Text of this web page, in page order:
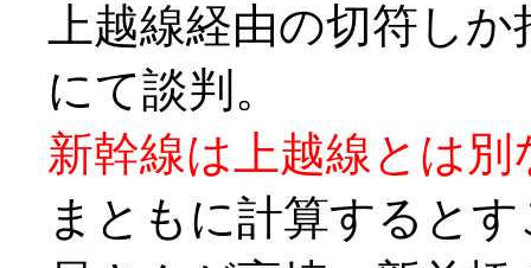
上越線経由の切符し
にて談判。
新幹線は上越線とは
まともに計算すると